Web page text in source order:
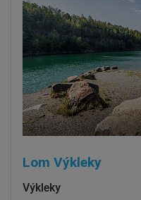
Lom Výkleky
Výkleky